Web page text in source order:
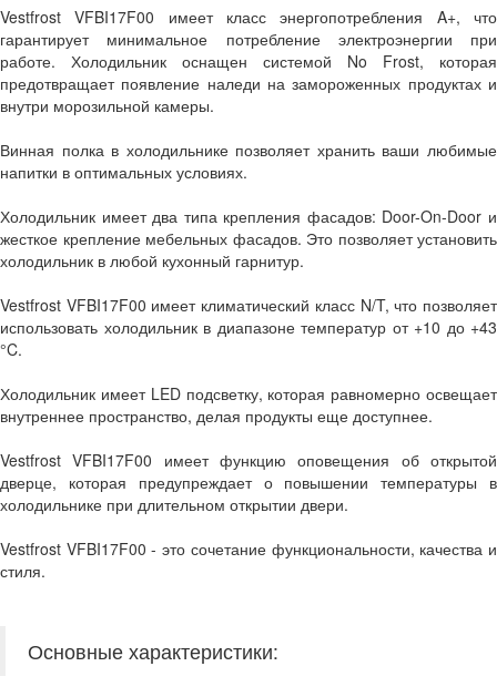
Vestfrost VFBI17F00 имеет класс энергопотребления A+, что
гарантирует минимальное потребление электроэнергии при
работе. Холодильник оснащен системой No Frost, которая
предотвращает появление наледи на замороженных продуктах и
внутри морозильной камеры.
Винная полка в холодильнике позволяет хранить ваши любимые
напитки в оптимальных условиях.
Холодильник имеет два типа крепления фасадов: Door-On-Door и
жесткое крепление мебельных фасадов. Это позволяет установить
холодильник в любой кухонный гарнитур.
Vestfrost VFBI17F00 имеет климатический класс N/T, что позволяет
использовать холодильник в диапазоне температур от +10 до +43
°C.
Холодильник имеет LED подсветку, которая равномерно освещает
внутреннее пространство, делая продукты еще доступнее.
Vestfrost VFBI17F00 имеет функцию оповещения об открытой
дверце, которая предупреждает о повышении температуры в
холодильнике при длительном открытии двери.
Vestfrost VFBI17F00 - это сочетание функциональности, качества и
стиля.
Основные характеристики: